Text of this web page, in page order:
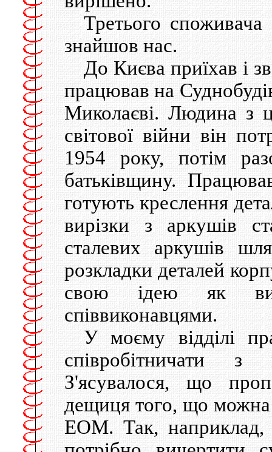
Третього
знайшов нас.
До Києва приїхав і
працював на
Миколаєві. Людина з
світової війни він
1954 року, потім
батьківщину.
готують креслення
вирізки з аркушів
сталевих аркушів
розкладки деталей
свою ідею як
співвиконавцями.
У моєму відділі
співробітничати з
З'ясувалося, що
дещиця того, що можна
ЕОМ. Так, наприклад,